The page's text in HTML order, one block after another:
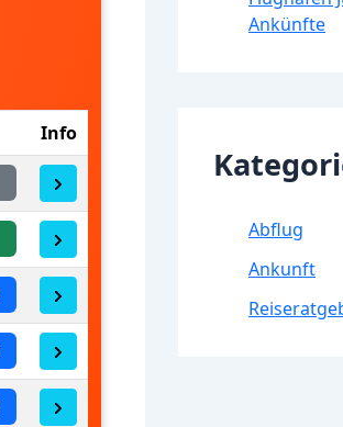
Info
Ankünfte
Abflug
Ankunft